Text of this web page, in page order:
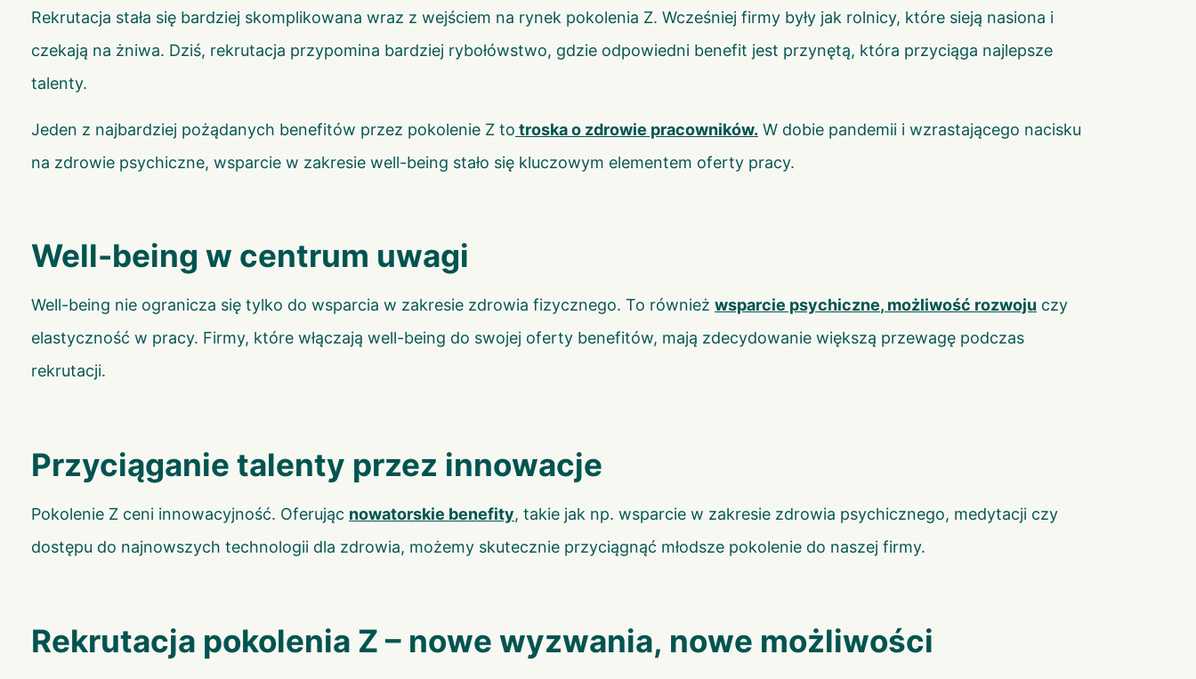
Rekrutacja stała się bardziej skomplikowana wraz z wejściem na rynek pokolenia Z. Wcześniej firmy były jak rolnicy, które sieją nasiona i
czekają na żniwa. Dziś, rekrutacja przypomina bardziej rybołówstwo, gdzie odpowiedni benefit jest przynętą, która przyciąga najlepsze
talenty.
Jeden z najbardziej pożądanych benefitów przez pokolenie Z to troska o zdrowie pracowników. W dobie pandemii i wzrastającego nacisku
na zdrowie psychiczne, wsparcie w zakresie well-being stało się kluczowym elementem oferty pracy.
Well-being w centrum uwagi
Well-being nie ogranicza się tylko do wsparcia w zakresie zdrowia fizycznego. To również wsparcie psychiczne, możliwość rozwoju czy
elastyczność w pracy. Firmy, które włączają well-being do swojej oferty benefitów, mają zdecydowanie większą przewagę podczas
rekrutacji.
Przyciąganie talenty przez innowacje
Pokolenie Z ceni innowacyjność. Oferując nowatorskie benefity, takie jak np. wsparcie w zakresie zdrowia psychicznego, medytacji czy
dostępu do najnowszych technologii dla zdrowia, możemy skutecznie przyciągnąć młodsze pokolenie do naszej firmy.
Rekrutacja pokolenia Z – nowe wyzwania, nowe możliwości